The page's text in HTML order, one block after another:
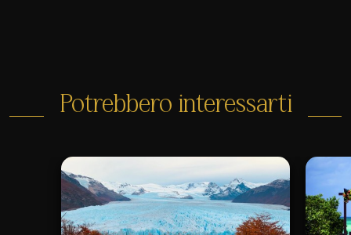
Potrebbero interessarti